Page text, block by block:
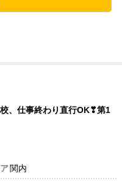
ね💖
、仕事終わり直行OK❣第1
関内